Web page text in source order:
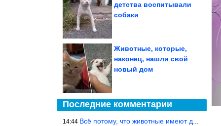
детства воспитывали
собаки
Животные, которые,
наконец, нашли свой
новый дом
Последние комментарии
14:44 Всё потому, что животные имеют доступ к кухне. Всю жизнь живу с